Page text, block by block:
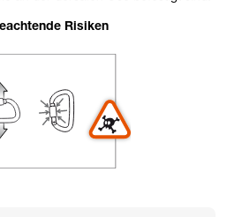
sicher zu wiederholen, bevor
durchführen.
die hier nicht
Risiken